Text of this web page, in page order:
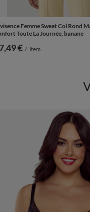
Femme Sweat Col Rond
Toute La Journée, banane
€ / item